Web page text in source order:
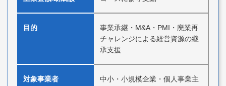
目的
事業承継・M&A・PMI・廃業再
チャレンジによる経営資源の継
承支援
対象事業者 中小・小規模企業・個人事業主